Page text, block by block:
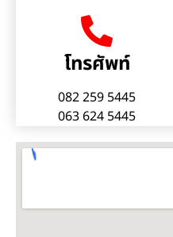
โทรศัพท์
082 259 5445
063 624 5445